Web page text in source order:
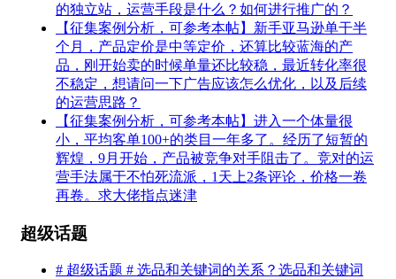
的独立站，运营手段是什么？如何进行推广的？
【征集案例分析，可参考本帖】新手亚马逊单干半
个月，产品定价是中等定价，还算比较蓝海的产
品，刚开始卖的时候单量还比较稳，最近转化率很
不稳定，想请问一下广告应该怎么优化，以及后续
的运营思路？
【征集案例分析，可参考本帖】进入一个体量很
小，平均客单100+的类目一年多了。经历了短暂的
辉煌，9月开始，产品被竞争对手阻击了。竞对的运
营手法属于不怕死流派，1天上2条评论，价格一卷
再卷。求大佬指点迷津
超级话题
# 超级话题 # 选品和关键词的关系？选品和关键词